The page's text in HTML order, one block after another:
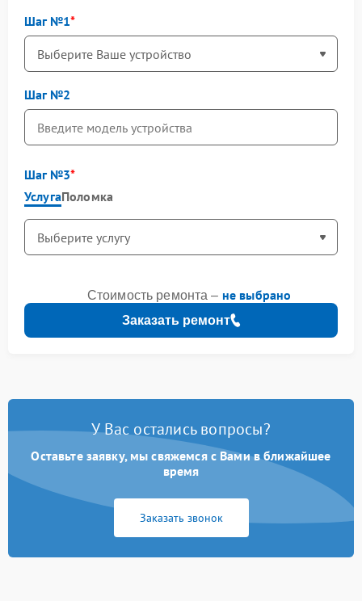
Шаг №1
Шаг №2
Шаг №3
УслугаПоломка
Заказать ремонт
Стоимость ремонта – не выбрано
У Вас остались вопросы?
Оставьте заявку, мы свяжемся с Вами в ближайшее
время
Заказать звонок